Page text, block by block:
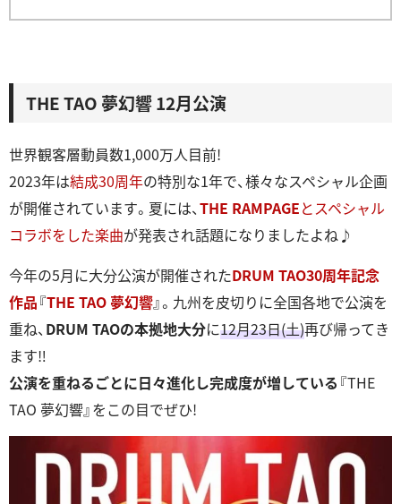
THE TAO 夢幻響 12月公演
世界観客層動員数1,000万人目前!
2023年は結成30周年の特別な1年で、様々なスペシャル企画
が開催されています。夏には、THE RAMPAGEとスペシャル
コラボをした楽曲が発表され話題になりましたよね♪
今年の5月に大分公演が開催されたDRUM TAO30周年記念
作品『THE TAO 夢幻響』。九州を⽪切りに全国各地で公演を
重ね、 DRUM TAOの本拠地大分に12月23日(土)再び帰ってき
ます‼
公演を重ねるごとに日々進化し完成度が増している 『THE
TAO 夢幻響』をこの目でぜひ!